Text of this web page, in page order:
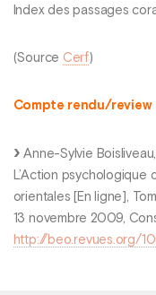
Index des passages
(Source Cerf)
Compte rendu/review
Anne-Sylvie
L’Action psychologique
orientales [En ligne],
13 novembre 2009,
http://beo.revues.org/